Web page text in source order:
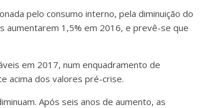
pelo consumo interno, pela diminuição do
aumentarem 1,5% em 2016, e prevê-se que
em 2017, num enquadramento de
acima dos valores pré-crise.
Após seis anos de aumento, as